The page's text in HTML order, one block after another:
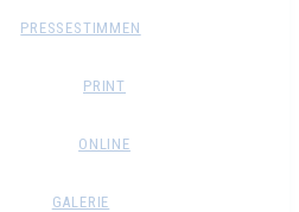
PRESSESTIMMEN
PRINT
ONLINE
GALERIE